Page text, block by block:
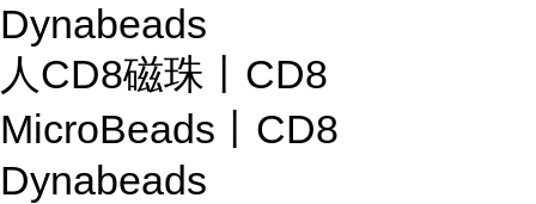
Dynabeads
人CD8磁珠丨CD8
MicroBeads丨CD8
Dynabeads